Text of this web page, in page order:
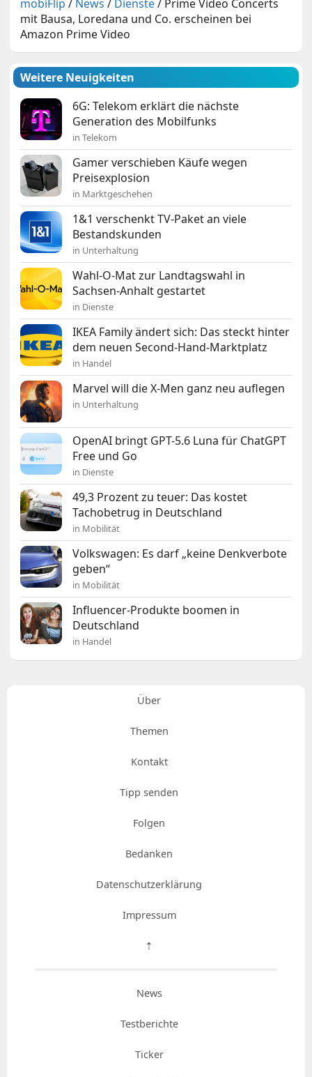
mobiFlip / News / Dienste/ Prime Video Concerts
mit Bausa, Loredana und Co. erscheinen bei
Amazon Prime Video
Weitere Neuigkeiten
6G: Telekom erklärt die nächste
Generation des Mobilfunks
in Telekom
Gamer verschieben Käufe wegen
Preisexplosion
in Marktgeschehen
1&1 verschenkt TV-Paket an viele
Bestandskunden
in Unterhaltung
Wahl-O-Mat zur Landtagswahl in
Sachsen-Anhalt gestartet
in Dienste
IKEA Family ändert sich: Das steckt hinter
dem neuen Second-Hand-Marktplatz
in Handel
Marvel will die X-Men ganz neu auflegen
in Unterhaltung
OpenAI bringt GPT-5.6 Luna für ChatGPT
Free und Go
in Dienste
49,3 Prozent zu teuer: Das kostet
Tachobetrug in Deutschland
in Mobilität
Volkswagen: Es darf „keine Denkverbote
geben“
in Mobilität
Influencer-Produkte boomen in
Deutschland
in Handel
Über
Themen
Kontakt
Tipp senden
Folgen
Bedanken
Datenschutzerklärung
Impressum
⇡
News
Testberichte
Ticker